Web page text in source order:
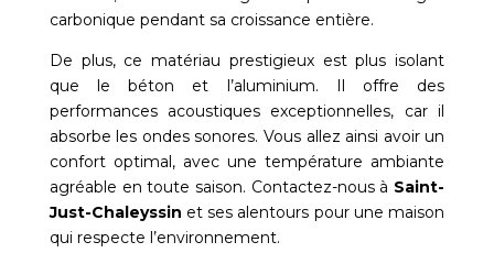
carbonique pendant sa croissance entière.
De plus, ce matériau prestigieux est plus isolant
que le béton et l’aluminium. Il offre des
performances acoustiques exceptionnelles, car il
absorbe les ondes sonores. Vous allez ainsi avoir un
confort optimal, avec une température ambiante
agréable en toute saison. Contactez-nous à Saint-
Just-Chaleyssin et ses alentours pour une maison
qui respecte l’environnement.